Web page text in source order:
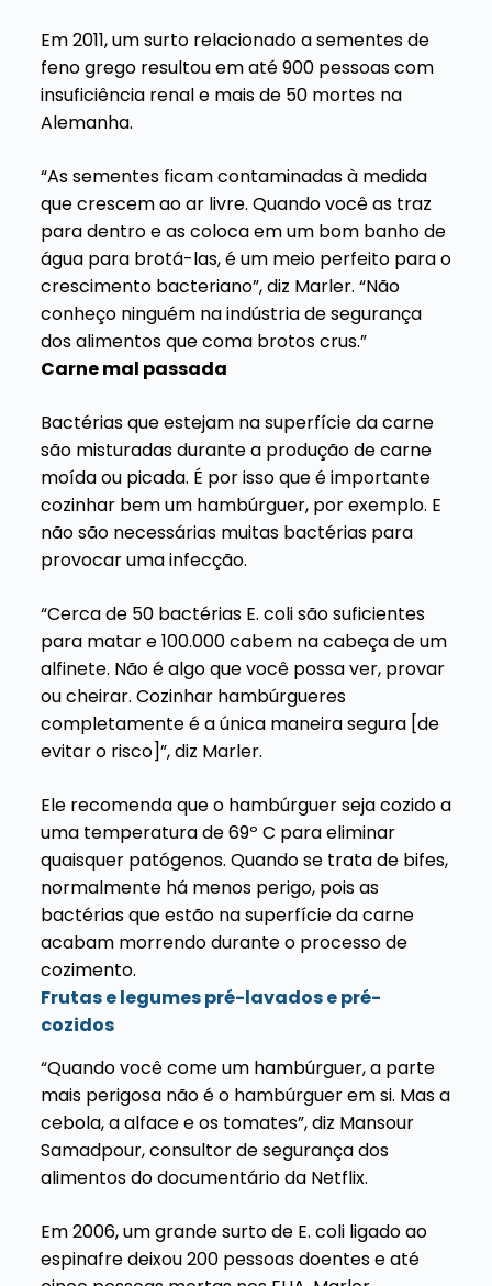
Em 2011, um surto relacionado a sementes de
feno grego resultou em até 900 pessoas com
insuficiência renal e mais de 50 mortes na
Alemanha.
“As sementes ficam contaminadas à medida
que crescem ao ar livre. Quando você as traz
para dentro e as coloca em um bom banho de
água para brotá-las, é um meio perfeito para o
crescimento bacteriano”, diz Marler. “Não
conheço ninguém na indústria de segurança
dos alimentos que coma brotos crus.”
Carne mal passada
Bactérias que estejam na superfície da carne
são misturadas durante a produção de carne
moída ou picada. É por isso que é importante
cozinhar bem um hambúrguer, por exemplo. E
não são necessárias muitas bactérias para
provocar uma infecção.
“Cerca de 50 bactérias E. coli são suficientes
para matar e 100.000 cabem na cabeça de um
alfinete. Não é algo que você possa ver, provar
ou cheirar. Cozinhar hambúrgueres
completamente é a única maneira segura [de
evitar o risco]”, diz Marler.
Ele recomenda que o hambúrguer seja cozido a
uma temperatura de 69º C para eliminar
quaisquer patógenos. Quando se trata de bifes,
normalmente há menos perigo, pois as
bactérias que estão na superfície da carne
acabam morrendo durante o processo de
cozimento.
Frutas e legumes pré-lavados e pré-
cozidos
“Quando você come um hambúrguer, a parte
mais perigosa não é o hambúrguer em si. Mas a
cebola, a alface e os tomates”, diz Mansour
Samadpour, consultor de segurança dos
alimentos do documentário da Netflix.
Em 2006, um grande surto de E. coli ligado ao
espinafre deixou 200 pessoas doentes e até